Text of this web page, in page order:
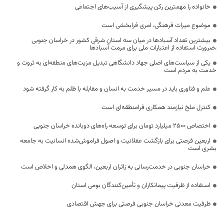
خانواده را مهمترین رکن پیشگیری از آسیب‌های اجتماعی
موضوع میراث فرهنگی، امری فرابخشی است
بیشترین تعداد آسبادها در میان سه استان شرقی کشور در خراسان جنوبی
،ضرورت استفاده از اعتبارات ملی برای مرمت آسبادها
یکی از سیاست‌های اصلی جهاد دانشگاهی تبدیل مزیت‌های منطقه‌ای به ثروت و
خدمت به مردم است
علم و فناوری باید در مسیر خدمت به انسان و مقابله با ظلم به کار گرفته شود
کنترل ملخ نیازمند همکاری فرامنطقه‌ای است
اختصاص 2500 میلیارد تومان برای توسعه راه‌های دوبانده خراسان جنوبی
اربعین فرصتی برای بازگشت عقلانیت و اصول فراموش‌شده انسانیت به جامعه
بشری است
خراسان جنوبی در خدمت‌رسانی به زائران اربعین، الگوی همدلی و اخلاص است
استفاده از ظرفیت پیمانکاران و تأمین‌کنندگان بومی استان
ظرفیت معدنی خراسان جنوبی فرصتی برای جهش اقتصادی